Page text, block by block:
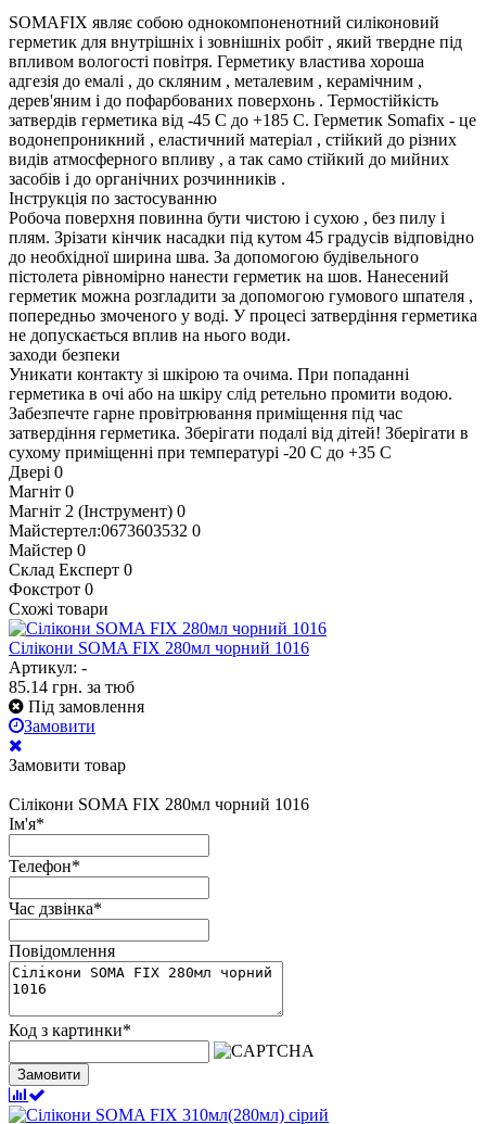
SOMAFIX являє собою однокомпоненотний силіконовий
герметик для внутрішніх і зовнішніх робіт , який твердне під
впливом вологості повітря. Герметику властива хороша
адгезія до емалі , до скляним , металевим , керамічним ,
дерев'яним і до пофарбованих поверхонь . Термостійкість
затвердів герметика від -45 С до +185 С. Герметик Somafix - це
водонепроникний , еластичний матеріал , стійкий до різних
видів атмосферного впливу , а так само стійкий до мийних
засобів і до органічних розчинників .
Інструкція по застосуванню
Робоча поверхня повинна бути чистою і сухою , без пилу і
плям. Зрізати кінчик насадки під кутом 45 градусів відповідно
до необхідної ширина шва. За допомогою будівельного
пістолета рівномірно нанести герметик на шов. Нанесений
герметик можна розгладити за допомогою гумового шпателя ,
попередньо змоченого у воді. У процесі затвердіння герметика
не допускається вплив на нього води.
заходи безпеки
Уникати контакту зі шкірою та очима. При попаданні
герметика в очі або на шкіру слід ретельно промити водою.
Забезпечте гарне провітрювання приміщення під час
затвердіння герметика. Зберігати подалі від дітей! Зберігати в
сухому приміщенні при температурі -20 С до +35 С
Двері 0
Магніт 0
Магніт 2 (Інструмент) 0
Майстертел:0673603532 0
Майстер 0
Склад Експерт 0
Фокстрот 0
Схожі товари
Сілікони SOMA FIX 280мл чорний 1016
Артикул: -
85.14 грн. за тюб
Під замовлення
Замовити
Замовити товар
Сілікони SOMA FIX 280мл чорний 1016
Ім'я*
Телефон*
Час дзвінка*
Повідомлення
Код з картинки*
Замовити